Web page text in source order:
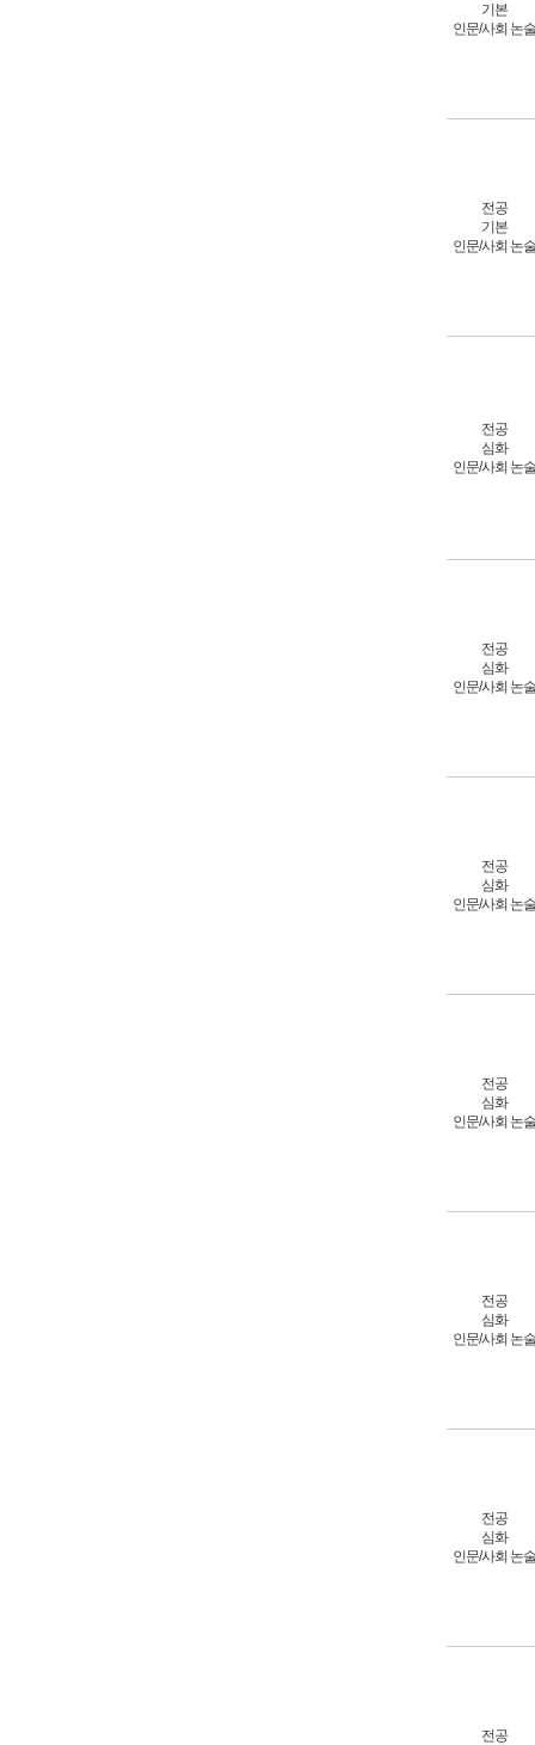
기본
인문/사회 논술
전공
기본
인문/사회 논술
전공
심화
인문/사회 논술
전공
심화
인문/사회 논술
전공
심화
인문/사회 논술
전공
심화
인문/사회 논술
전공
심화
인문/사회 논술
전공
심화
인문/사회 논술
전공